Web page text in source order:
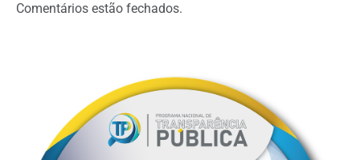
Comentários estão fechados.